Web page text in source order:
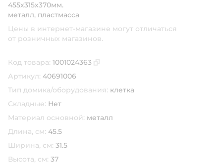
455х315х370мм.
металл, пластмасса
Цены в интернет-магазине могут отличаться
от розничных магазинов.
Код товара: 1001024363
Артикул: 40691006
Тип домика/оборудования: клетка
Складные: Нет
Материал основной: металл
Длина, см: 45.5
Ширина, см: 31.5
Высота, см: 37